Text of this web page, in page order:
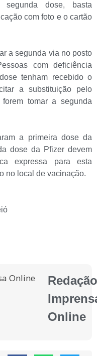
dose, basta
com foto e o cartão
a segunda via no posto
com deficiência
tenham recebido o
a substituição pelo
tomar a segunda
a primeira dose da
dose da Pfizer devem
expressa para esta
no local de vacinação.
Redação
Online